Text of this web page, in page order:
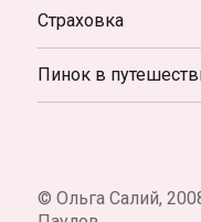
Страховка
Пинок в
© Ольга Салий,